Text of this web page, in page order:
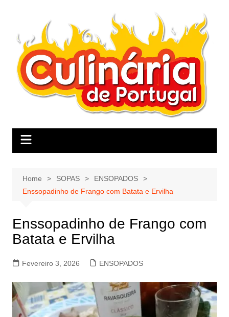
Home SOPAS
ENSOPADOS
Enssopadinho de Frango com Batata e Ervilha
Enssopadinho de Frango com
Batata e Ervilha
Fevereiro 3, 2026 ENSOPADOS